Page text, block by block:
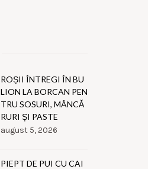
ROȘII ÎNTREGI ÎN BU
LION LA BORCAN PEN
TRU SOSURI, MÂNCĂ
RURI ȘI PASTE
august 5, 2026
PIEPT DE PUI CU CAI